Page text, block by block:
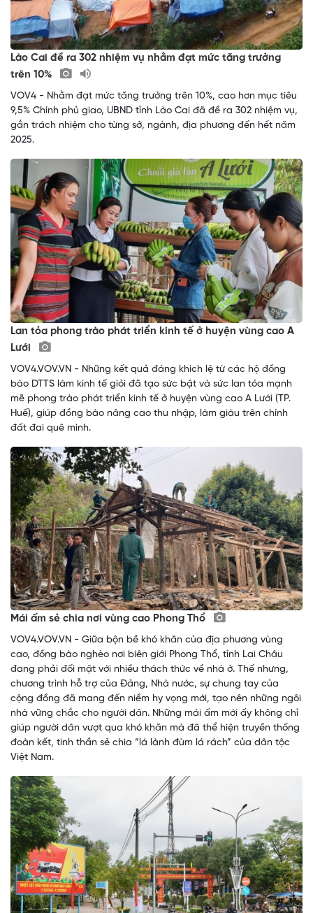
Lào Cai đề ra 302 nhiệm vụ nhằm đạt mức tăng trưởng
trên 10%
VOV4 - Nhằm đạt mức tăng trưởng trên 10%, cao hơn mục tiêu
9,5% Chính phủ giao, UBND tỉnh Lào Cai đã đề ra 302 nhiệm vụ,
gắn trách nhiệm cho từng sở, ngành, địa phương đến hết năm
2025.
Lan tỏa phong trào phát triển kinh tế ở huyện vùng cao A
Lưới
VOV4.VOV.VN - Những kết quả đáng khích lệ từ các hộ đồng
bào DTTS làm kinh tế giỏi đã tạo sức bật và sức lan tỏa mạnh
mẽ phong trào phát triển kinh tế ở huyện vùng cao A Lưới (TP.
Huế), giúp đồng bào nâng cao thu nhập, làm giàu trên chính
đất đai quê mình.
Mái ấm sẻ chia nơi vùng cao Phong Thổ
VOV4.VOV.VN - Giữa bộn bề khó khăn của địa phương vùng
cao, đồng bào nghèo nơi biên giới Phong Thổ, tỉnh Lai Châu
đang phải đối mặt với nhiều thách thức về nhà ở. Thế nhưng,
chương trình hỗ trợ của Đảng, Nhà nước, sự chung tay của
cộng đồng đã mang đến niềm hy vọng mới, tạo nên những ngôi
nhà vững chắc cho người dân. Những mái ấm mới ấy không chỉ
giúp người dân vượt qua khó khăn mà đã thể hiện truyền thống
đoàn kết, tinh thần sẻ chia “lá lành đùm lá rách” của dân tộc
Việt Nam.